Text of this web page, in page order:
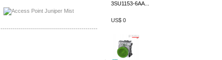
-------------------------------------------------
3SU1153-6AA...
US$ 0